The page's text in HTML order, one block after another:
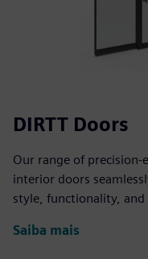
DIRTT Doors
Our range of precision-
interior doors
style, functionality,
Saiba mais